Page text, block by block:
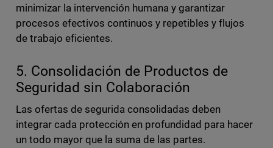
minimizar la intervención humana y garantizar
procesos efectivos continuos y repetibles y flujos
de trabajo eficientes.
5. Consolidación de Productos de
Seguridad sin Colaboración
Las ofertas de segurida consolidadas deben
integrar cada protección en profundidad para hacer
un todo mayor que la suma de las partes.